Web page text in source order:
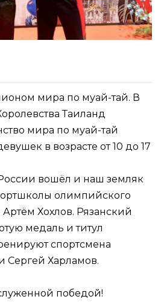
мира по муай-тай. В
Таиланд
мира по муай-тай
в возрасте от 10 до 17
вошёл и наш земляк
олимпийского
Хохлов. Рязанский
медаль и титул
спортсмена
Харламов.
победой!